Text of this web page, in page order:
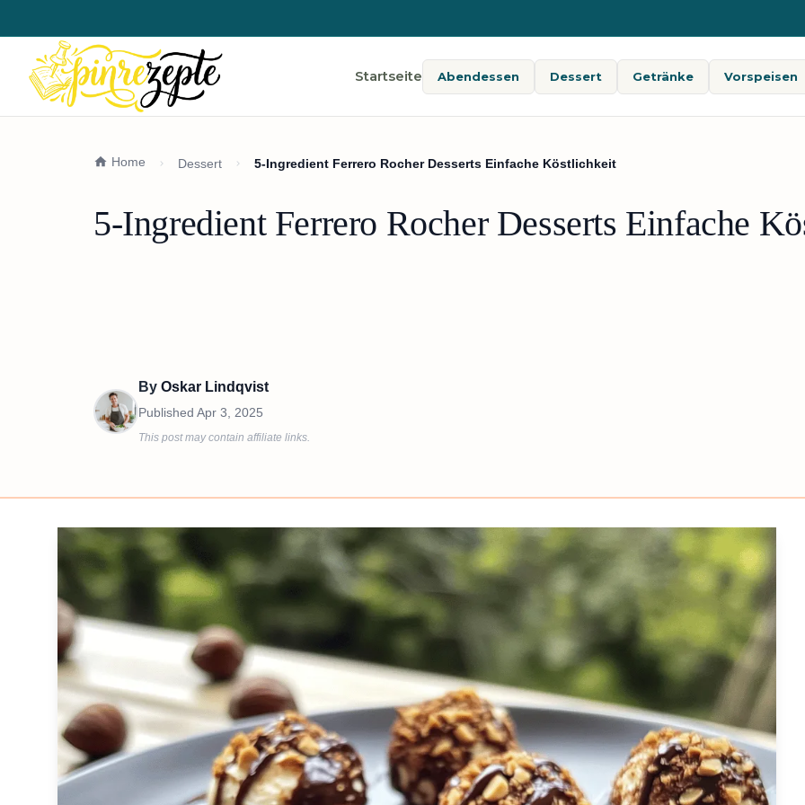
Startseite Abendessen Dessert Getränke Vorspeisen
Home Dessert 5-Ingredient Ferrero Rocher Desserts Einfache Köstlichkeit
5-Ingredient Ferrero Rocher Desserts Einfache
By Oskar Lindqvist
Published Apr 3, 2025
This post may contain affiliate links.